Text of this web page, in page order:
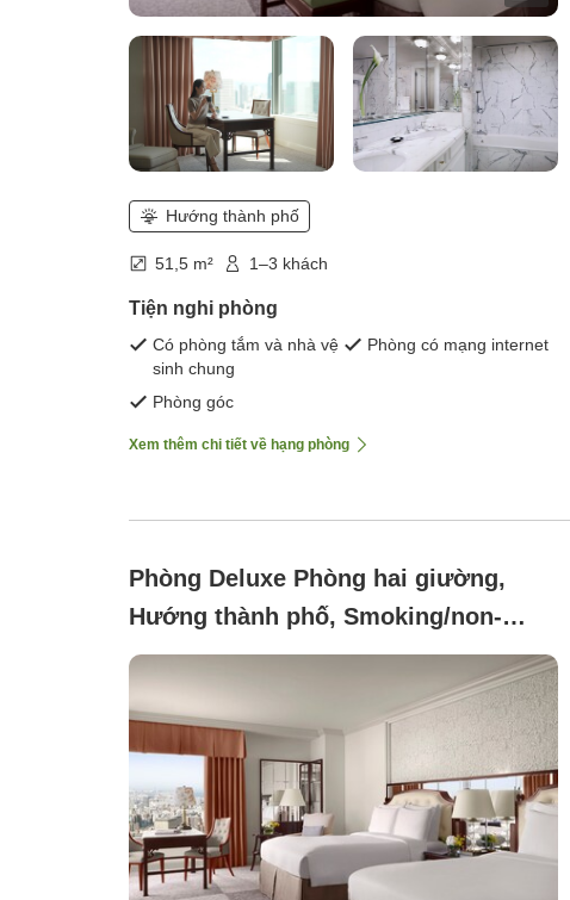
Hướng thành phố
51,5 m² 1–3 khách
Tiện nghi phòng
Có phòng tắm và nhà vệ
sinh chung
Phòng có mạng internet
Phòng góc
Xem thêm chi tiết về hạng phòng
Phòng Deluxe Phòng hai giường,
Hướng thành phố, Smoking/non-
smoking not specified ([Tầng
thường])